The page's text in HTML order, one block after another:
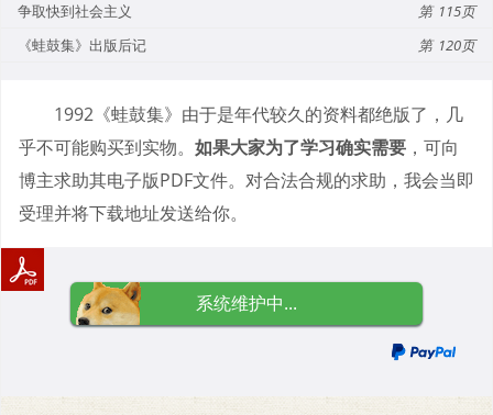
争取快到社会主义
115
《蛙鼓集》出版后记
120
1992《蛙鼓集》由于是年代较久的资料都绝版了，几
乎不可能购买到实物。 如果大家为了学习确实需要 ，可向
博主求助其电子版PDF文件。对合法合规的求助，我会当即
受理并将下载地址发送给你。
系统维护中...